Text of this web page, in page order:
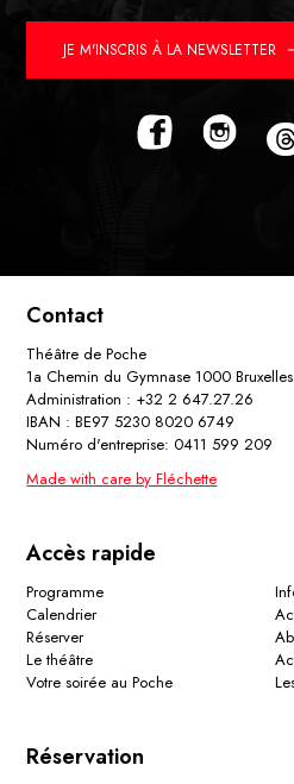
JE M'INSCRIS À LA NEWSLETTER
Contact
Théâtre de Poche
1a Chemin du Gymnase 1000
Administration : +32 2 647.27.26
IBAN : BE97 5230 8020 6749
Numéro d'entreprise: 0411 599 209
Made with care by Fléchette
Accès rapide
Programme
Calendrier
Réserver
Le théâtre
Votre soirée au Poche
Réservation